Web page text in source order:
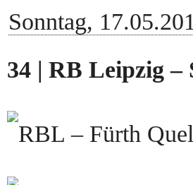
Sonntag,
34 | RB Leipzig –